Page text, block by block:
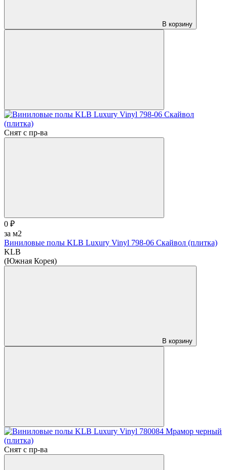
В корзину
Снят с пр-ва
0 ₽
за м2
Виниловые полы KLB Luxury Vinyl 798-06 Скайвол (плитка)
KLB
(Южная Корея)
В корзину
Снят с пр-ва